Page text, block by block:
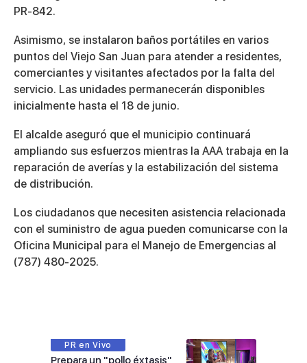
PR-842.
Asimismo, se instalaron baños portátiles en varios
puntos del Viejo San Juan para atender a residentes,
comerciantes y visitantes afectados por la falta del
servicio. Las unidades permanecerán disponibles
inicialmente hasta el 18 de junio.
El alcalde aseguró que el municipio continuará
ampliando sus esfuerzos mientras la AAA trabaja en la
reparación de averías y la estabilización del sistema
de distribución.
Los ciudadanos que necesiten asistencia relacionada
con el suministro de agua pueden comunicarse con la
Oficina Municipal para el Manejo de Emergencias al
(787) 480-2025.
PR en Vivo